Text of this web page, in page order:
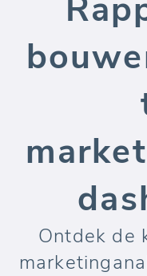
Ontdek de